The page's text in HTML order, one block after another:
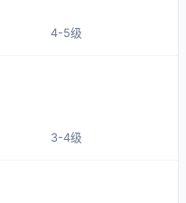
4-5级
3-4级